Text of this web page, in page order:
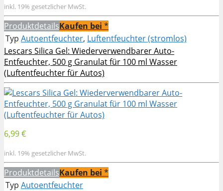
inkl. 19% gesetzlicher MwSt.
ProduktdetailsKaufen bei *
Typ Autoentfeuchter, Luftentfeuchter (stromlos)
Lescars Silica Gel: Wiederverwendbarer Auto-
Entfeuchter, 500 g Granulat für 100 ml Wasser
(Luftentfeuchter für Autos)
6,99 €
inkl. 19% gesetzlicher MwSt.
ProduktdetailsKaufen bei *
Typ Autoentfeuchter